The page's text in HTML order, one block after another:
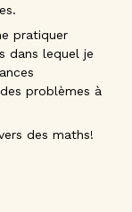
pratiquer
dans lequel je
problèmes à
des maths!